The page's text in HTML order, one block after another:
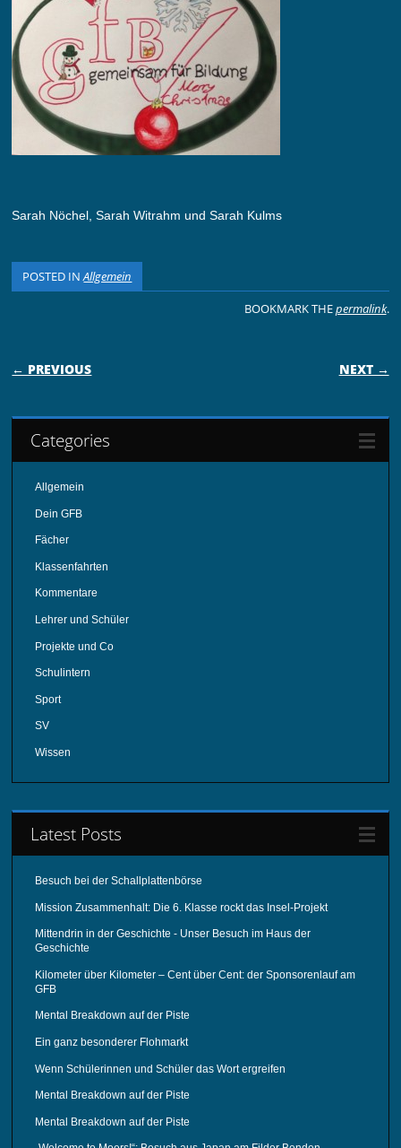
Sarah Nöchel, Sarah Witrahm und Sarah Kulms
POSTED INAllgemein
BOOKMARK THEpermalink.
POST NAVIGATION
← PREVIOUS NEXT →
Categories
Allgemein
Dein GFB
Fächer
Klassenfahrten
Kommentare
Lehrer und Schüler
Projekte und Co
Schulintern
Sport
SV
Wissen
Latest Posts
Besuch bei der Schallplattenbörse
Mission Zusammenhalt: Die 6. Klasse rockt das Insel-Projekt
Mittendrin in der Geschichte - Unser Besuch im Haus der
Geschichte
Kilometer über Kilometer – Cent über Cent: der Sponsorenlauf am
GFB
Mental Breakdown auf der Piste
Ein ganz besonderer Flohmarkt
Wenn Schülerinnen und Schüler das Wort ergreifen
Mental Breakdown auf der Piste
Mental Breakdown auf der Piste